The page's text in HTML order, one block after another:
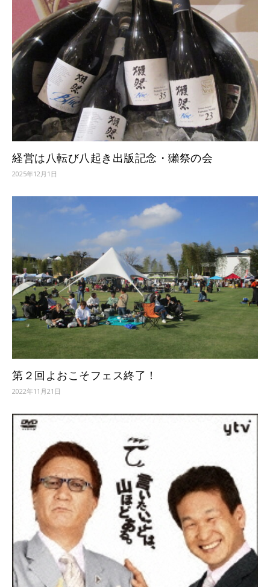
経営は八転び八起き出版記念・獺祭の会
2025年12月1日
第２回よおこそフェス終了！
2022年11月21日